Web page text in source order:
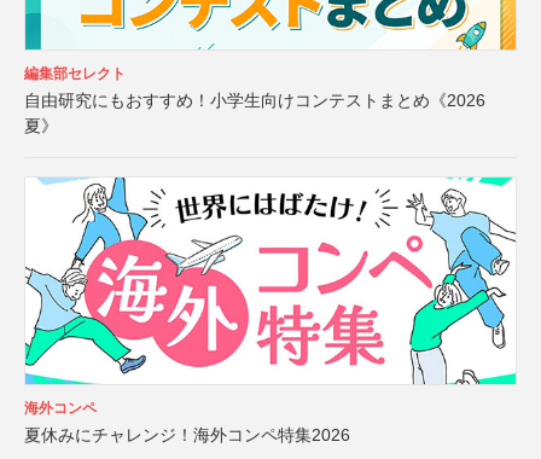
編集部セレクト
自由研究にもおすすめ！小学生向けコンテストまとめ《2026
夏》
海外コンペ
夏休みにチャレンジ！海外コンペ特集2026